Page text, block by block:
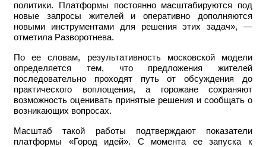
политики. Платформы постоянно масштабируются под
новые запросы жителей и оперативно дополняются
новыми инструментами для решения этих задач», —
отметила Разворотнева.
По ее словам, результативность московской модели
определяется тем, что предложения жителей
последовательно проходят путь от обсуждения до
практического воплощения, а горожане сохраняют
возможность оценивать принятые решения и сообщать о
возникающих вопросах.
Масштаб такой работы подтверждают показатели
платформы «Город идей». С момента ее запуска к